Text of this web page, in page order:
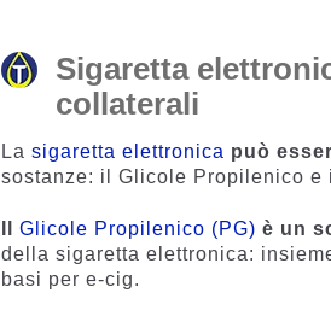
Sigaretta
collaterali
Lasigaretta elettronica può
sostanze: il Glicole Propilenico e
Glicole Propilenico (PG) è un
della sigaretta elettronica:
basi per e-cig.